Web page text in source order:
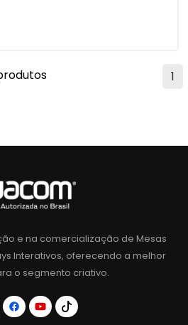
1
e na comercialização de Mesas
Interativos, oferecendo a melhor
o segmento criativo.